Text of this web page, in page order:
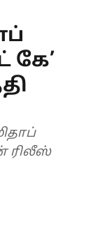
கே’
ரிலீஸ்